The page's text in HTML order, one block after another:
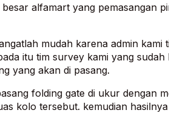
alfamart yang pemasangan
mudah karena admin kami
itu tim survey kami yang sudah
yang akan di pasang.
folding gate di ukur dengan
kolo tersebut. kemudian